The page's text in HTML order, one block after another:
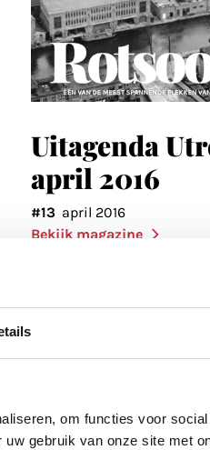
om functies voor
gebruik van onze site met
Uitagenda
april 2016
#13 april 2016
Bekijk magazine